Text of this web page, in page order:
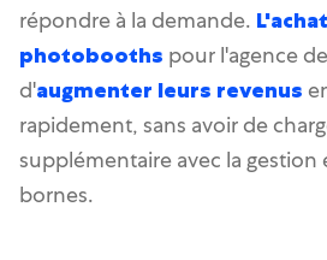
répondre à la demande.
photobooths pour l'agence
d'augmenter leurs revenus
rapidement, sans avoir de
supplémentaire avec la
bornes.